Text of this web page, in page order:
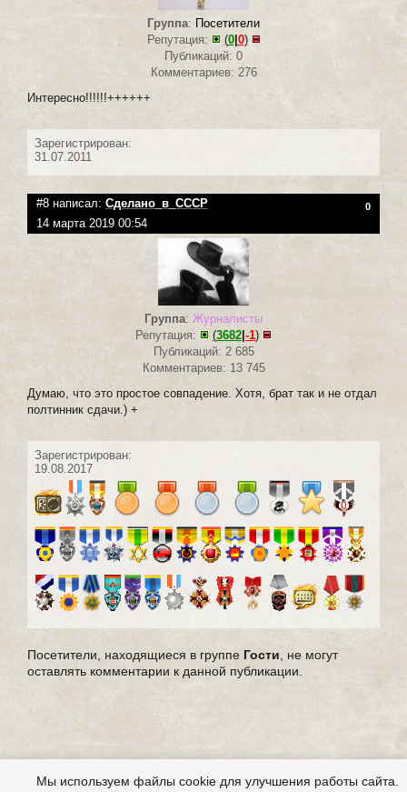
Группа: Посетители
Репутация:
(0|0)
Публикаций: 0
Комментариев: 276
Интересно!!!!!!++++++
Зарегистрирован:
31.07.2011
#8 написал: Сделано_в_СССР 0
14 марта 2019 00:54
Группа: Журналисты
Репутация:
(3682 -1)
Публикаций: 2 685
Комментариев: 13 745
Думаю, что это простое совпадение. Хотя, брат так и не отдал
полтинник сдачи.) +
Зарегистрирован:
19.08.2017
Посетители, находящиеся в группе Гости, не могут
оставлять комментарии к данной публикации.
Мы используем файлы cookie для улучшения работы сайта.